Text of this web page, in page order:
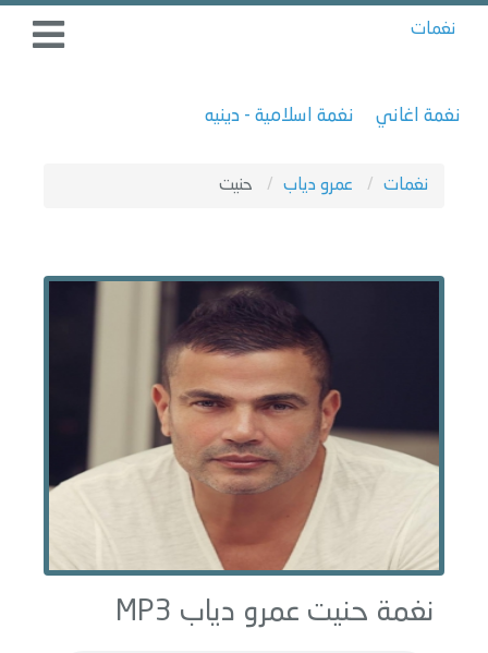
نغمات
نغمة اغاني نغمة اسلامية - دينيه
نغمات عمرو دياب حنيت
نغمة حنيت عمرو دياب MP3